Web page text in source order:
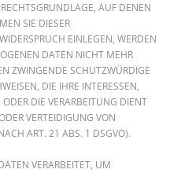
AUF DENEN
SIE DIESER
EINLEGEN, WERDEN
DATEN NICHT MEHR
ZWINGENDE SCHUTZWÜRDIGE
DIE IHRE INTERESSEN,
DIE VERARBEITUNG DIENT
VERTEIDIGUNG VON
ART. 21 ABS. 1 DSGVO).
VERARBEITET, UM